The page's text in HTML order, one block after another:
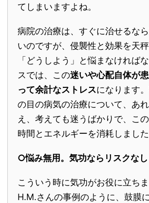
てしまいますよね。
病院の治療は、すぐに治せるな
いのですが、侵襲性と効果を天
「どうしよう」と悩まなければ
スでは、この迷いや心配自体が
って余計なストレスになります
の目の病気の治療について、あ
え、考えても迷うばかりで、こ
時間とエネルギーを消耗しました
○悩み無用。気功ならリスクなし
こういう時に気功がお役に立ちま
H.M.さんの事例のように、鼓膜